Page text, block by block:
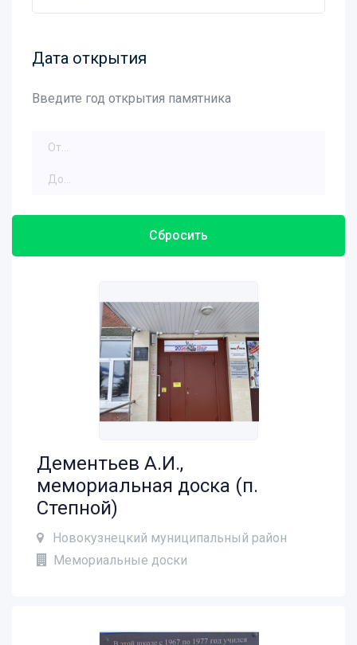
Дементьев А.И.,
мемориальная доска (п.
Степной)
Новокузнецкий муниципальный район
Мемориальные доски
Дата открытия
Введите год открытия памятника
Сбросить